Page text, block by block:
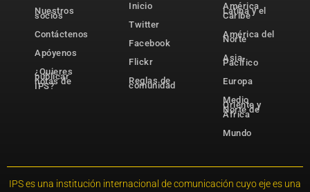
Nuestros
socios
Contáctenos
Apóyenos
¿Quieres
publicar
notas de
IPS?
Inicio
Twitter
Facebook
Flickr
Reglas de
comunidad
América
Latina y el
Caribe
América del
Norte
Asia-
Pacífico
Europa
Medio
Oriente y
Norte de
África
Mundo
IPS es una institución internacional de comunicación cuyo eje es una